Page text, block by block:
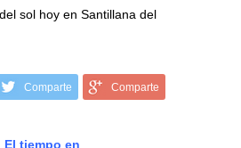
sol hoy en Santillana del
Comparte Comparte
El tiempo en